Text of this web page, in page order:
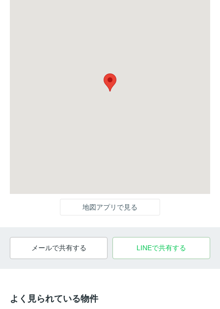
地図アプリで見る
メールで共有する LINEで共有する
よく見られている物件